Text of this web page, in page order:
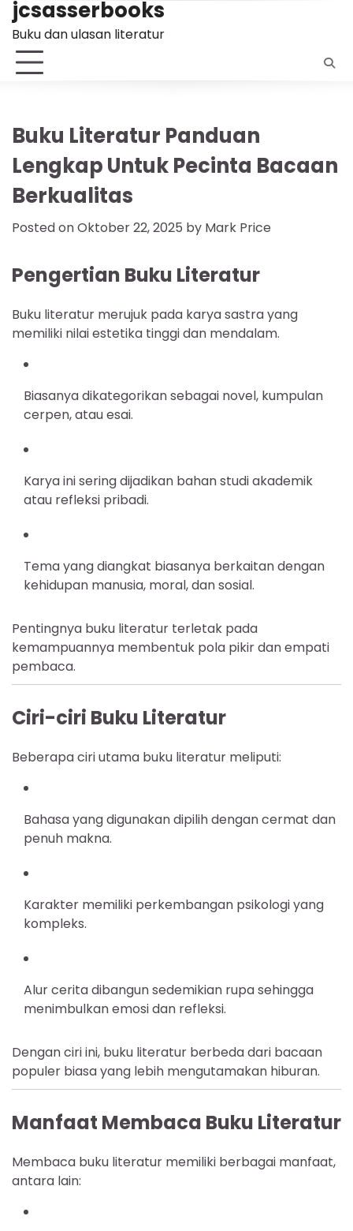
Skip
to
content
jcsasserbooks
Buku dan ulasan literatur
Buku Literatur Panduan
Lengkap Untuk Pecinta Bacaan
Berkualitas
Posted onOktober 22, 2025 by Mark Price
Pengertian Buku Literatur
Buku literatur merujuk pada karya sastra yang
memiliki nilai estetika tinggi dan mendalam.
Biasanya dikategorikan sebagai novel, kumpulan
cerpen, atau esai.
Karya ini sering dijadikan bahan studi akademik
atau refleksi pribadi.
Tema yang diangkat biasanya berkaitan dengan
kehidupan manusia, moral, dan sosial.
Pentingnya buku literatur terletak pada
kemampuannya membentuk pola pikir dan empati
pembaca.
Ciri-ciri Buku Literatur
Beberapa ciri utama buku literatur meliputi:
Bahasa yang digunakan dipilih dengan cermat dan
penuh makna.
Karakter memiliki perkembangan psikologi yang
kompleks.
Alur cerita dibangun sedemikian rupa sehingga
menimbulkan emosi dan refleksi.
Dengan ciri ini, buku literatur berbeda dari bacaan
populer biasa yang lebih mengutamakan hiburan.
Manfaat Membaca Buku Literatur
Membaca buku literatur memiliki berbagai manfaat,
antara lain: